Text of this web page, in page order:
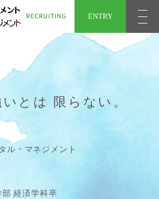
ENTRY
とは
限らない。
ル・マネジメント
経済学科卒